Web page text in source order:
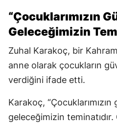
“Çocuklarımızın
Geleceğimizin
Zuhal Karakoç, bir
anne olarak çocukların
verdiğini ifade etti.
Karakoç, “Çocuklarımızın
geleceğimizin teminatıdır.